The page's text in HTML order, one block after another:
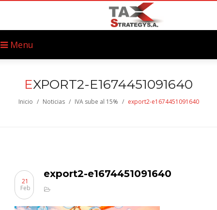
Menu
EXPORT2-E1674451091640
Inicio / Noticias / IVA sube al 15% / export2-e1674451091640
export2-e1674451091640
21
Feb